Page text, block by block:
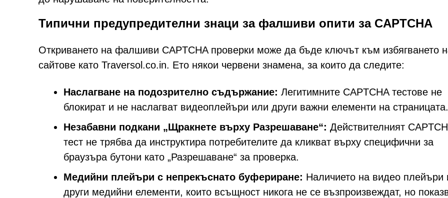
Типични предупредителни знаци за фалшиви опити за CAPTCHA
Откриването на фалшиви CAPTCHA проверки може да бъде ключът към избягването
сайтове като Traversol.co.in. Ето някои червени знамена, за които да следите:
Наслагване на подозрително съдържание: Легитимните CAPTCHA тестове не
блокират и не наслагват видеоплейъри или други важни елементи на страницата.
Незабавни подкани „Щракнете върху Разрешаване“: Действителният
тест не трябва да инструктира потребителите да кликват върху специфични за
браузъра бутони като „Разрешаване“ за проверка.
Медийни плейъри с непрекъснато буфериране: Наличието на видео плейъри
други медийни елементи, които всъщност никога не се възпроизвеждат, но